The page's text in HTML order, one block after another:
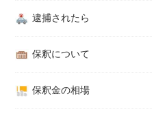
逮捕されたら
保釈について
保釈金の相場